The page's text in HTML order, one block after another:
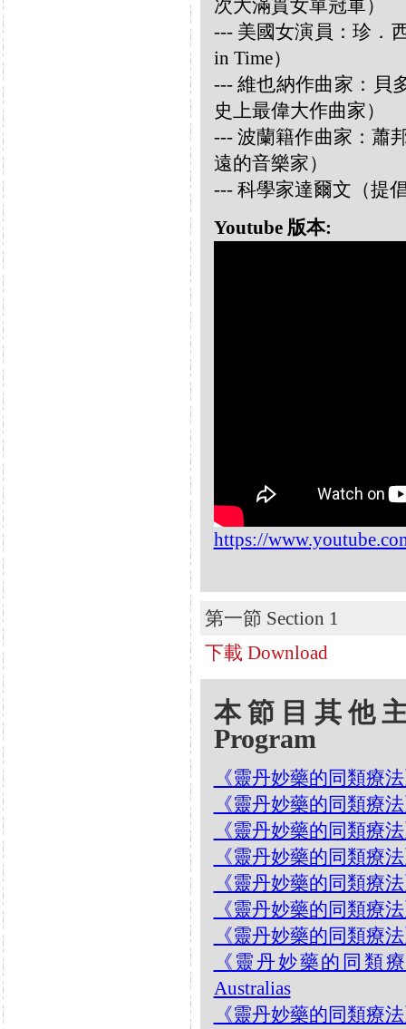
次大滿貫女單冠軍）
--- 美國女演員：珍．
in Time）
--- 維也納作曲家：貝
史上最偉大作曲家）
--- 波蘭籍作曲家：蕭
遠的音樂家）
--- 科學家達爾文（提
Youtube 版本:
https://
第一節 Section 1
下載 Download
本節目其他
Program
《靈丹妙藥的同類療
《靈丹妙藥的同類療
《靈丹妙藥的同類療
《靈丹妙藥的同類療
《靈丹妙藥的同類療
《靈丹妙藥的同類療
《靈丹妙藥的同類療
《靈丹妙藥的同類
Australias
《靈丹妙藥的同類療